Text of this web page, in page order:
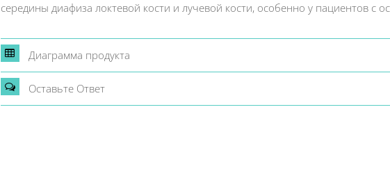
середины диафиза локтевой кости и лучевой кости, особенно у пациентов с
Диаграмма продукта
Oставьте Oтвет